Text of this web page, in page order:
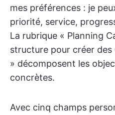
mes préférences : je
priorité, service,
La rubrique « Planning
structure pour créer des
» décomposent les
concrètes.
Avec cinq champs